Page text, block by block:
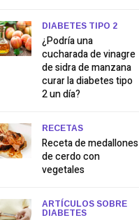
DIABETES TIPO 2
¿Podría una
cucharada de vinagre
de sidra de manzana
curar la diabetes tipo
2 un día?
RECETAS
Receta de medallones
de cerdo con
vegetales
ARTÍCULOS SOBRE
DIABETES